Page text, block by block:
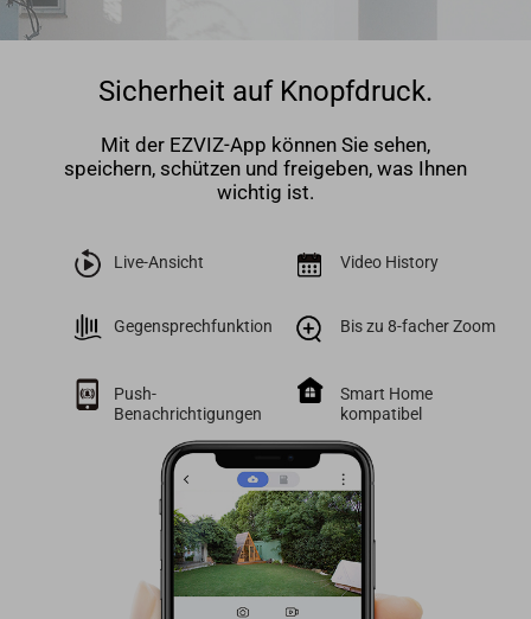
Sicherheit auf Knopfdruck.
Mit der EZVIZ-App können Sie sehen,
speichern, schützen und freigeben, was Ihnen
wichtig ist.
Live-Ansicht
Gegensprechfunktion
Push-
Benachrichtigungen
Video History
Bis zu 8-facher Zoom
Smart Home
kompatibel